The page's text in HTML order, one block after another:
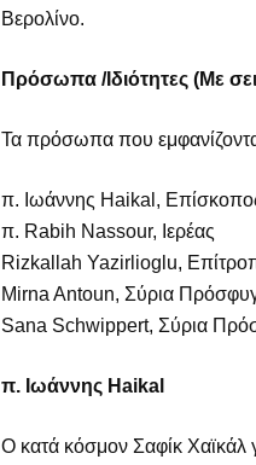
Βερολίνο.
Πρόσωπα /Ιδιότητες (Με
Τα πρόσωπα που εμφανίζονται
π. Ιωάννης Haikal,
π. Rabih Nassour, Ιερέας
Rizkallah Yazirlioglu,
Mirna Antoun, Σύρια
Sana Schwippert, Σύρια
π. Ιωάννης Haikal
Ο κατά κόσμον Σαφίκ Χαϊκάλ